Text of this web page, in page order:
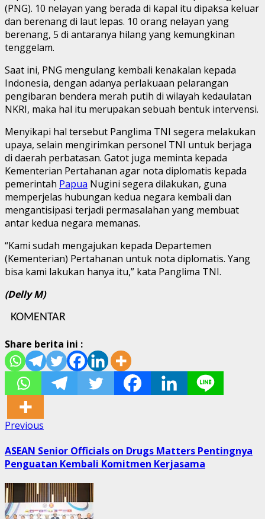
(PNG). 10 nelayan yang berada di kapal itu dipaksa keluar
dan berenang di laut lepas. 10 orang nelayan yang
berenang, 5 di antaranya hilang yang kemungkinan
tenggelam.
Saat ini, PNG mengulang kembali kenakalan kepada
Indonesia, dengan adanya perlakuaan pelarangan
pengibaran bendera merah putih di wilayah kedaulatan
NKRI, maka hal itu merupakan sebuah bentuk intervensi.
Menyikapi hal tersebut Panglima TNI segera melakukan
upaya, selain mengirimkan personel TNI untuk berjaga
di daerah perbatasan. Gatot juga meminta kepada
Kementerian Pertahanan agar nota diplomatis kepada
pemerintah Papua Nugini segera dilakukan, guna
memperjelas hubungan kedua negara kembali dan
mengantisipasi terjadi permasalahan yang membuat
antar kedua negara memanas.
“Kami sudah mengajukan kepada Departemen
(Kementerian) Pertahanan untuk nota diplomatis. Yang
bisa kami lakukan hanya itu,” kata Panglima TNI.
(Delly M)
KOMENTAR
Share berita ini :
Post
navigation
Previous
ASEAN Senior Officials on Drugs Matters Pentingnya
Penguatan Kembali Komitmen Kerjasama